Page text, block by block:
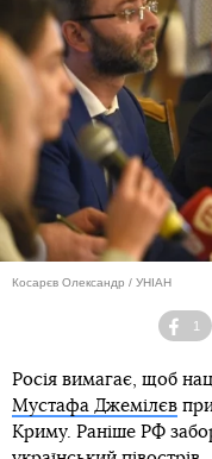
Косарєв Олександр / УНІАН
1
Росія вимагає, щоб
Мустафа Джемілєв
Криму. Раніше РФ